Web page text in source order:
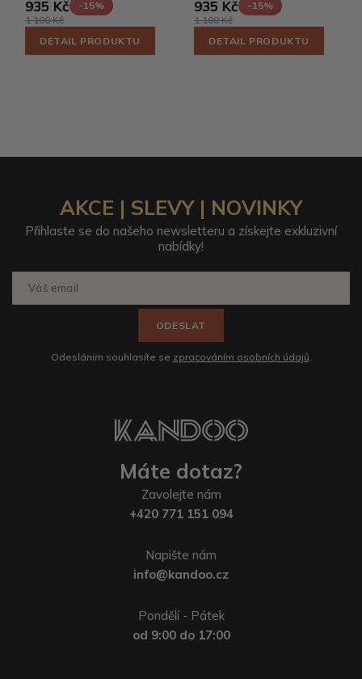
935 Kč
-15%
1 100 Kč
DETAIL PRODUKTU
935 Kč
-15%
1 100 Kč
DETAIL PRODUKTU
AKCE | SLEVY | NOVINKY
Přihlaste se do našeho newsletteru a získejte exkluzivní
nabídky!
ODESLAT
Odesláním souhlasíte se zpracováním osobních údajů
Máte dotaz?
Zavolejte nám
+420 771 151 094
Napište nám
info@kandoo.cz
Pondělí - Pátek
od 9:00 do 17:00